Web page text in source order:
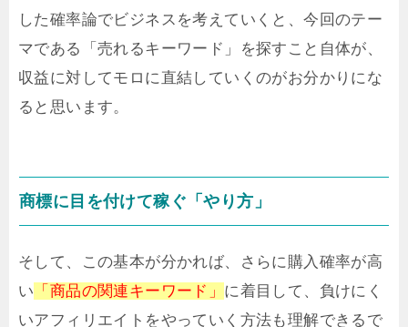
した確率論でビジネスを考えていくと、今回のテー
マである「売れるキーワード」を探すこと自体が、
収益に対してモロに直結していくのがお分かりにな
ると思います。
商標に目を付けて稼ぐ「やり方」
そして、この基本が分かれば、さらに購入確率が高
い 「商品の関連キーワード」 に着目して、負けにく
いアフィリエイトをやっていく方法も理解できるで